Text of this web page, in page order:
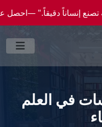
علي عروض وخصومات خاصة عن
في العلم